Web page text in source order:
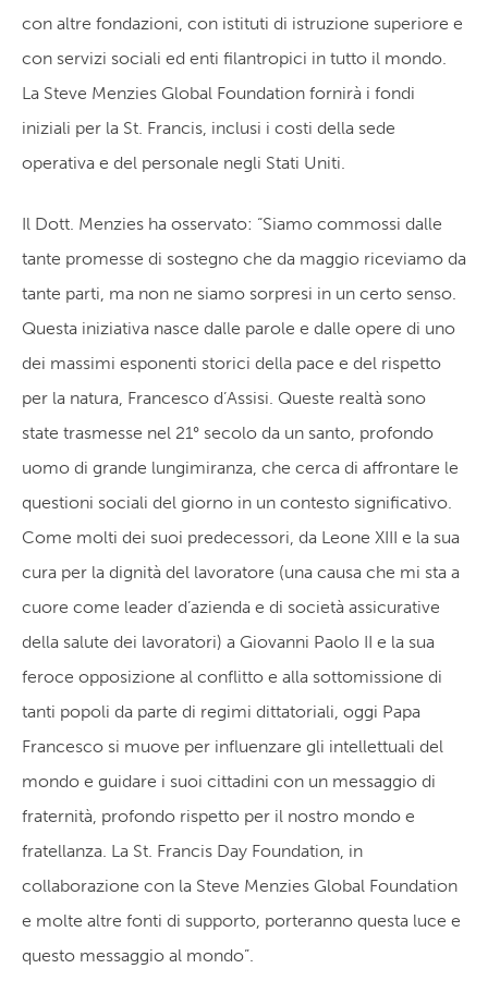
con altre fondazioni, con istituti di istruzione superiore e
con servizi sociali ed enti filantropici in tutto il mondo.
La Steve Menzies Global Foundation fornirà i fondi
iniziali per la St. Francis, inclusi i costi della sede
operativa e del personale negli Stati Uniti.
Il Dott. Menzies ha osservato: “Siamo commossi dalle
tante promesse di sostegno che da maggio riceviamo da
tante parti, ma non ne siamo sorpresi in un certo senso.
Questa iniziativa nasce dalle parole e dalle opere di uno
dei massimi esponenti storici della pace e del rispetto
per la natura, Francesco d’Assisi. Queste realtà sono
state trasmesse nel 21° secolo da un santo, profondo
uomo di grande lungimiranza, che cerca di affrontare le
questioni sociali del giorno in un contesto significativo.
Come molti dei suoi predecessori, da Leone XIII e la sua
cura per la dignità del lavoratore (una causa che mi sta a
cuore come leader d’azienda e di società assicurative
della salute dei lavoratori) a Giovanni Paolo II e la sua
feroce opposizione al conflitto e alla sottomissione di
tanti popoli da parte di regimi dittatoriali, oggi Papa
Francesco si muove per influenzare gli intellettuali del
mondo e guidare i suoi cittadini con un messaggio di
fraternità, profondo rispetto per il nostro mondo e
fratellanza. La St. Francis Day Foundation, in
collaborazione con la Steve Menzies Global Foundation
e molte altre fonti di supporto, porteranno questa luce e
questo messaggio al mondo”.